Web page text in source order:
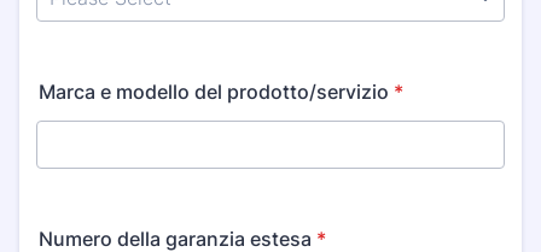
Marca e modello del prodotto/servizio *
Numero della garanzia estesa *